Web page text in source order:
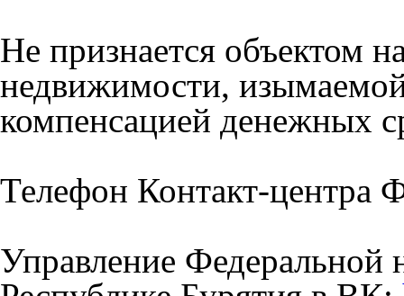
Не признается объектом
недвижимости,
компенсацией денежных
Телефон Контакт-центра
Управление Федеральной